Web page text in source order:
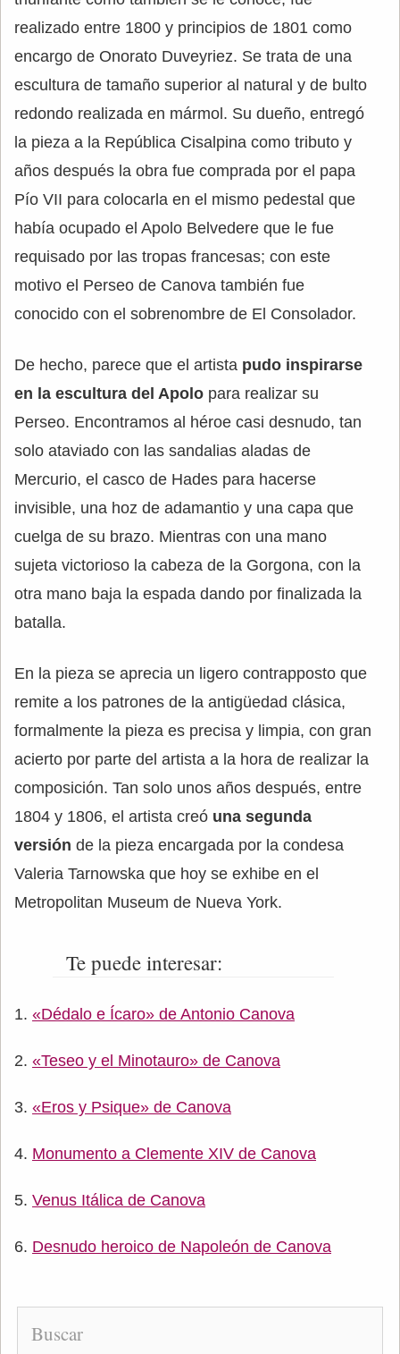
realizado entre 1800 y principios de 1801 como
encargo de Onorato Duveyriez. Se trata de una
escultura de tamaño superior al natural y de bulto
redondo realizada en mármol. Su dueño, entregó
la pieza a la República Cisalpina como tributo y
años después la obra fue comprada por el papa
Pío VII para colocarla en el mismo pedestal que
había ocupado el Apolo Belvedere que le fue
requisado por las tropas francesas; con este
motivo el Perseo de Canova también fue
conocido con el sobrenombre de El Consolador.
De hecho, parece que el artista pudo inspirarse
en la escultura del Apolo para realizar su
Perseo. Encontramos al héroe casi desnudo, tan
solo ataviado con las sandalias aladas de
Mercurio, el casco de Hades para hacerse
invisible, una hoz de adamantio y una capa que
cuelga de su brazo. Mientras con una mano
sujeta victorioso la cabeza de la Gorgona, con la
otra mano baja la espada dando por finalizada la
batalla.
En la pieza se aprecia un ligero contrapposto que
remite a los patrones de la antigüedad clásica,
formalmente la pieza es precisa y limpia, con gran
acierto por parte del artista a la hora de realizar la
composición. Tan solo unos años después, entre
1804 y 1806, el artista creó una segunda
versión de la pieza encargada por la condesa
Valeria Tarnowska que hoy se exhibe en el
Metropolitan Museum de Nueva York.
Te puede interesar:
«Dédalo e Ícaro» de Antonio Canova
«Teseo y el Minotauro» de Canova
«Eros y Psique» de Canova
Monumento a Clemente XIV de Canova
Venus Itálica de Canova
Desnudo heroico de Napoleón de Canova
Buscar